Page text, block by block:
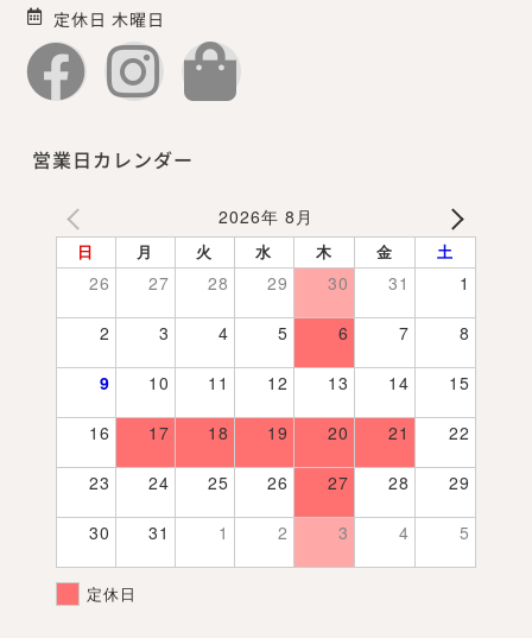
定休日 木曜日
営業日カレンダー
2026年 8月
日 月 火 水 木 金 土
26 27 28 29 30 31 1
2 3 4 5 6 7 8
9 10 11 12 13 14 15
16 17 18 19 20 21 22
23 24 25 26 27 28 29
30 31 1 2 3 4 5
定休日